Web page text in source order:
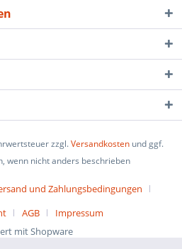
zzgl.Versandkosten und ggf.
wenn nicht anders beschrieben
und Zahlungsbedingungen
AGB
Impressum
mit Shopware